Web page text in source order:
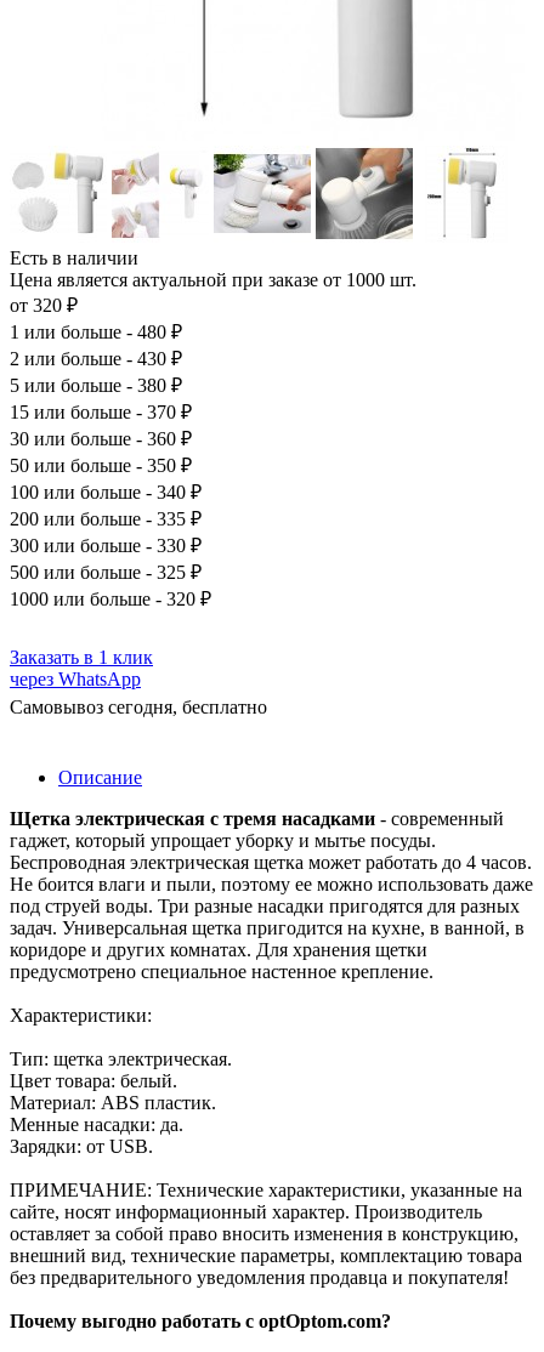
Есть в наличии
Цена является актуальной при заказе от 1000 шт.
от 320 ₽
1 или больше - 480 ₽
2 или больше - 430 ₽
5 или больше - 380 ₽
15 или больше - 370 ₽
30 или больше - 360 ₽
50 или больше - 350 ₽
100 или больше - 340 ₽
200 или больше - 335 ₽
300 или больше - 330 ₽
500 или больше - 325 ₽
1000 или больше - 320 ₽
Заказать в 1 клик
через WhatsApp
Самовывоз сегодня, бесплатно
Описание
Щетка электрическая с тремя насадками - современный
гаджет, который упрощает уборку и мытье посуды.
Беспроводная электрическая щетка может работать до 4 часов.
Не боится влаги и пыли, поэтому ее можно использовать даже
под струей воды. Три разные насадки пригодятся для разных
задач. Универсальная щетка пригодится на кухне, в ванной, в
коридоре и других комнатах. Для хранения щетки
предусмотрено специальное настенное крепление.
Характеристики:
Тип: щетка электрическая.
Цвет товара: белый.
Материал: ABS пластик.
Менные насадки: да.
Зарядки: от USB.
ПРИМЕЧАНИЕ: Технические характеристики, указанные на
сайте, носят информационный характер. Производитель
оставляет за собой право вносить изменения в конструкцию,
внешний вид, технические параметры, комплектацию товара
без предварительного уведомления продавца и покупателя!
Почему выгодно работать с optOptom.com?